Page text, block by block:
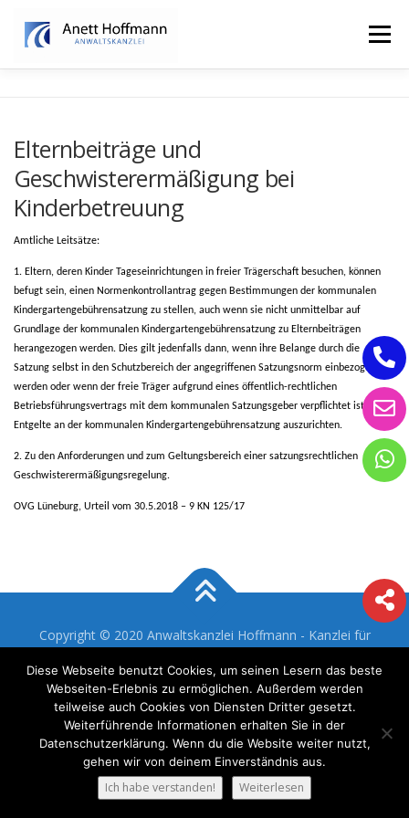
Inhalt
springen
Menü
ERBRECHT
Elternbeiträge und
Geschwisterermäßigung bei
Kinderbetreuung
Amtliche Leitsätze:
1. Eltern, deren Kinder Tageseinrichtungen in freier Trägerschaft besuchen, können
befugt sein, einen Normenkontrollantrag gegen Bestimmungen der kommunalen
Kindergartengebührensatzung zu stellen, auch wenn sie nicht unmittelbar auf
Grundlage der kommunalen Kindergartengebührensatzung zu Elternbeiträgen
herangezogen werden. Dies gilt jedenfalls dann, wenn ihre Belange durch die
Satzung selbst in den Schutzbereich der angegriffenen Satzungsnorm einbezogen
werden oder wenn der freie Träger aufgrund eines öffentlich-rechtlichen
Betriebsführungsvertrags mit dem kommunalen Satzungsgeber verpflichtet ist, seine
Entgelte an der kommunalen Kindergartengebührensatzung auszurichten.
2. Zu den Anforderungen und zum Geltungsbereich einer satzungsrechtlichen
Geschwisterermäßigungsregelung.
OVG Lüneburg, Urteil vom 30.5.2018 – 9 KN 125/17
Copyright © 2020 Anwaltskanzlei Hoffmann - Kanzlei für
Datenschutz
Diese Webseite benutzt Cookies, um seinen Lesern das beste
Webseiten-Erlebnis zu ermöglichen. Außerdem werden
teilweise auch Cookies von Diensten Dritter gesetzt.
Weiterführende Informationen erhalten Sie in der
Datenschutzerklärung. Wenn du die Website weiter nutzt,
gehen wir von deinem Einverständnis aus.
Ich habe verstanden! Weiterlesen